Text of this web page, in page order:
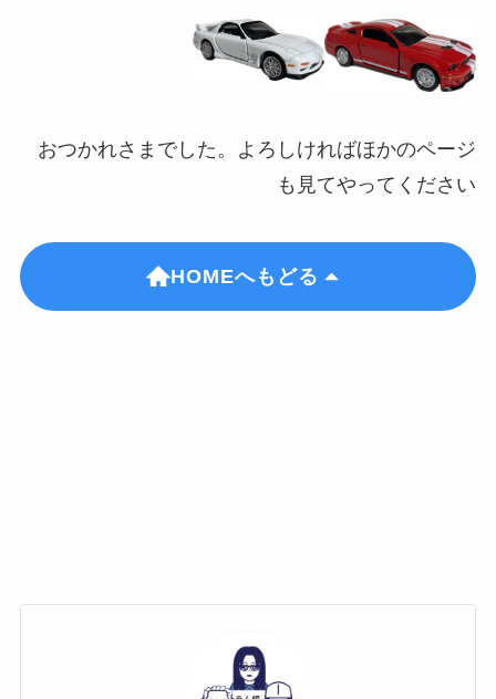
おつかれさまでした。よろしければほかのページ
も見てやってください
HOMEへもどる